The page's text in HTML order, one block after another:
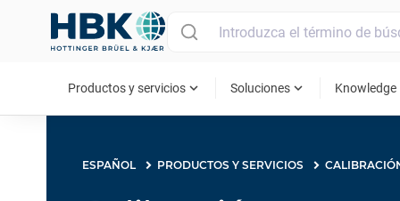
Productos y servicios expand_more Soluciones expand_more Knowledge
ESPAÑOL PRODUCTOS Y SERVICIOS